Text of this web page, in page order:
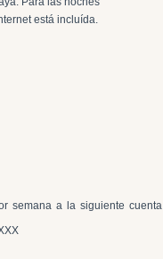
está incluída.
semana a la siguiente cuenta